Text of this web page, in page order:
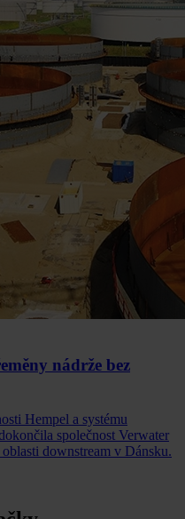
nádrže bez
Hempel a systému
společnost Verwater
downstream v Dánsku.